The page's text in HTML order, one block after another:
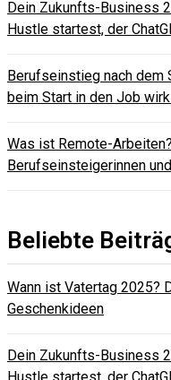
Dein Zukunfts-Business
Hustle startest, der
Berufseinstieg nach dem
beim Start in den Job
Was ist Remote-
Berufseinsteigerinnen
Beliebte
Wann ist Vatertag 2025?
Geschenkideen
Dein Zukunfts-Business